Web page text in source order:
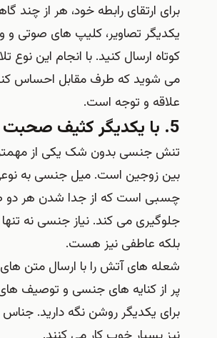
برای ارتقای رابطه خود، هر از چند
یکدیگر تصاویر، کلیپ های صوتی و
کوتاه ارسال کنید. با انجام این نوع
می‌ شوید که طرف مقابل احساس
علاقه و توجه است.
5. با یکدیگر کثیف صحبت کنید
تنش جنسی بدون شک یکی از
بین زوجین است. میل جنسی به
چسبی است که از جدا شدن هر دو
جلوگیری می کند. نیاز جنسی نه تنها
بلکه عاطفی نیز هست.
شعله های آتش را با ارسال متن
پر از کنایه های جنسی و توصیف
برای یکدیگر روشن نگه دارید.